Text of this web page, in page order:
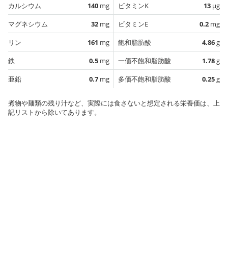
カルシウム
140 mg
マグネシウム
32 mg
リン
161 mg
鉄
0.5 mg
亜鉛
0.7 mg
ビタミンK
13 µg
ビタミンE
0.2 mg
飽和脂肪酸
4.86g
一価不飽和脂肪酸
1.78g
多価不飽和脂肪酸
0.25g
煮物や麺類の残り汁など、実際には食さないと想定される栄養価は、上
記リストから除いてあります。